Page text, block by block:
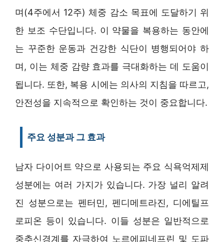
며(4주에서 12주) 체중 감소 목표에 도달하기 위
한 보조 수단입니다. 이 약물을 복용하는 동안에
는 꾸준한 운동과 건강한 식단이 병행되어야 하
며, 이는 체중 감량 효과를 극대화하는 데 도움이
됩니다. 또한, 복용 시에는 의사의 지침을 따르고,
안전성을 지속적으로 확인하는 것이 중요합니다.
주요 성분과 그 효과
남자 다이어트 약으로 사용되는 주요 식욕억제제
성분에는 여러 가지가 있습니다. 가장 널리 알려
진 성분으로는 펜터민, 펜디메트라진, 디에틸프
로피온 등이 있습니다. 이들 성분은 일반적으로
중추신경계를 자극하여 노르에피네프린 및 도파